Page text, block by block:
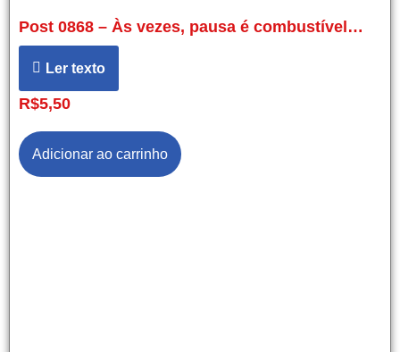
Post 0868 – Às vezes, pausa é combustível…
Ler texto
R$5,50
Adicionar ao carrinho